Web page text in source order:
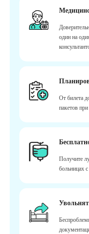
один на
От билета
пакетов
Получите
больницах